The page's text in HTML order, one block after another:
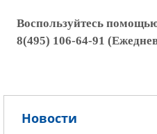
Воспользуйтесь
8(495) 106-64-91
Новости